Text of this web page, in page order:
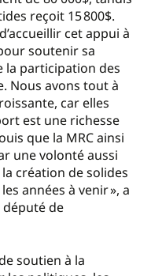
reçoit 15 800$.
cet appui à
soutenir sa
la participation des
Nous avons tout à
car elles
est une richesse
que la MRC ainsi
une volonté aussi
création de solides
années à venir », a
député de
soutien à la